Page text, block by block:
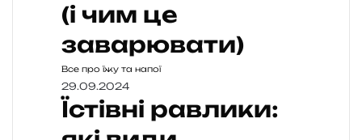
(і чим це
заварювати)
Все про їжу та напої
29.09.2024
Їстівні равлики: